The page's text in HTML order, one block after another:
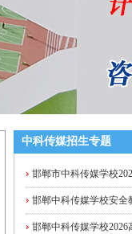
中科传媒招生专题
邯郸市中科传媒学校
邯郸中科传媒学校安全
邯郸中科传媒学校